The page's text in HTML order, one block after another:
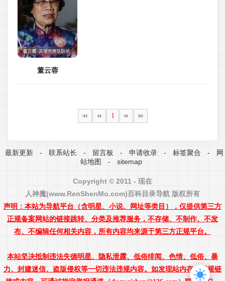
董云蓉
1
最新更新 - 联系站长 - 留言板 - 申请收录 - 标签聚合 -
网
站地图
- sitemap
Copyright © 2011 - 现在
人神魔(www.RenShenMo.com)百科目录导航 版权所有
声明：本站为导航平台（含明星、小说、网址等类目），仅提供第三方
正规备案网站的链接跳转、分类及推荐服务，不存储、不制作、不发
布、不编辑任何相关内容，所有内容均来源于第三方正规平台。
本站坚决抵制违法失德明星、隐私泄露、低俗绯闻、色情、低俗、暴
力、封建迷信、盗版侵权等一切违法违规内容。如发现站内存在违规链